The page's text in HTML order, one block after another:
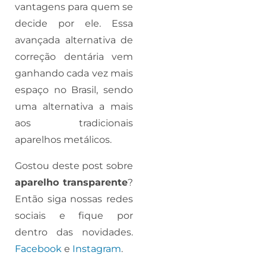
vantagens para quem se
decide por ele. Essa
avançada alternativa de
correção dentária vem
ganhando cada vez mais
espaço no Brasil, sendo
uma alternativa a mais
aos tradicionais
aparelhos metálicos.
Gostou deste post sobre
aparelho transparente?
Então siga nossas redes
sociais e fique por
dentro das novidades.
Facebook e Instagram.